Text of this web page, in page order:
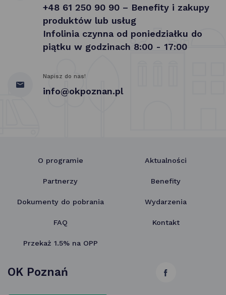
+48 61 250 90 90 – Benefity i zakupy
produktów lub usług
Infolinia czynna od poniedziałku do
piątku w godzinach 8:00 - 17:00
Napisz do nas!
info@okpoznan.pl
O programie Aktualności
Partnerzy Benefity
Dokumenty do pobrania Wydarzenia
FAQ Kontakt
Przekaż 1.5% na OPP
link
OK Poznań